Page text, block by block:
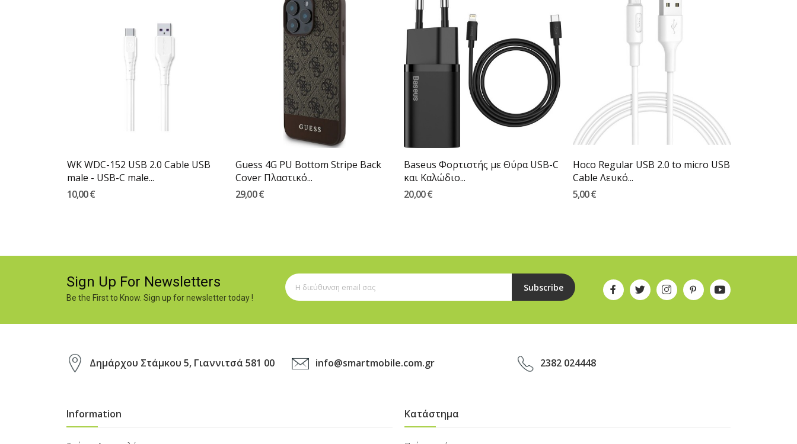
WK WDC-152 USB 2.0 Cable USB
male - USB-C male...
10,00 €
Guess 4G PU Bottom Stripe Back
Cover Πλαστικό...
29,00 €
Baseus Φορτιστής με Θύρα USB-C
και Καλώδιο...
20,00 €
Hoco Regular USB 2.0 to micro USB
Cable Λευκό...
5,00 €
Sign Up For Newsletters
Be the First to Know. Sign up for newsletter today !
Subscribe
Δημάρχου Στάμκου 5, Γιαννιτσά 581 00 info@smartmobile.com.gr 2382 024448
Information Κατάστημα